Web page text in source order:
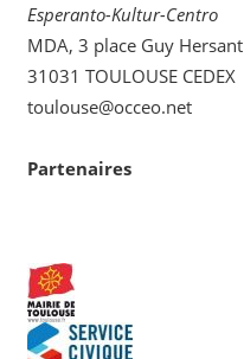
Esperanto-Kultur-Centro
MDA, 3 place Guy Hersant
31031 TOULOUSE CEDEX
toulouse@occeo.net
Partenaires